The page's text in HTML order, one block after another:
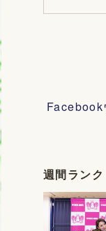
Facebook
週間ランク